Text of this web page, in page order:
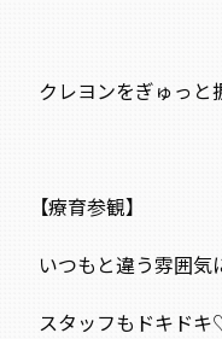
クレヨンをぎゅっ
【療育参観】
いつもと違う雰囲
スタッフもドキド